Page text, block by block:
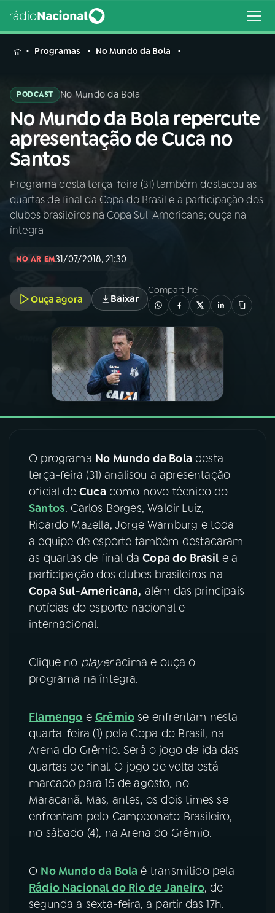
MENU
Buscar
na
Rádio
Nacional
Buscar
AO VIVO
02A RÁDIO
03PROGRAMAÇÃO
PROGRAMAS
PODCASTS
07 ÚLTIMAS
08FESTIVAL DE MÚSICA
ACOMPANHE A RÁDIO NACIONAL
YouTube Facebook
Instagram X
Programas No Mundo da Bola
PODCAST No Mundo da Bola
No Mundo da Bola repercute
apresentação de Cuca no
Santos
Programa desta terça-feira (31) também destacou as
quartas de final da Copa do Brasil e a participação dos
clubes brasileiros na Copa Sul-Americana; ouça na
íntegra
NO AR EM31/07/2018, 21:30
Ouça agora Baixar
Compartilhe
O programa No Mundo da Bola desta
terça-feira (31) analisou a apresentação
oficial de Cuca como novo técnico do
Santos. Carlos Borges, Waldir Luiz,
Ricardo Mazella, Jorge Wamburg e toda
a equipe de esporte também destacaram
as quartas de final daCopa do Brasil e a
participação dos clubes brasileiros na
Copa Sul-Americana, além das principais
notícias do esporte nacional e
internacional.
Clique no playeracima e ouça o
programa na íntegra.
Flamengo e Grêmio se enfrentam nesta
quarta-feira (1) pela Copa do Brasil, na
Arena do Grêmio. Será o jogo de ida das
quartas de final. O jogo de volta está
marcado para 15 de agosto, no
Maracanã. Mas, antes, os dois times se
enfrentam pelo Campeonato Brasileiro,
no sábado (4), na Arena do Grêmio.
O No Mundo da Bola é transmitido pela
Rádio Nacional do Rio de Janeiro, de
segunda a sexta-feira, a partir das 17h.